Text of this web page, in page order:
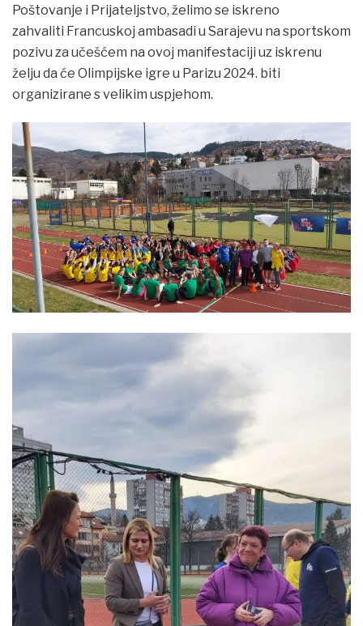
Poštovanje i Prijateljstvo, želimo se iskreno
zahvaliti Francuskoj ambasadi u Sarajevu na sportskom
pozivu za učešćem na ovoj manifestaciji uz iskrenu
želju da će Olimpijske igre u Parizu 2024. biti
organizirane s velikim uspjehom.